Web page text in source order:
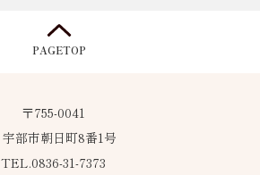
PAGETOP
〒755-0041
宇部市朝日町8番1号
TEL.0836-31-7373